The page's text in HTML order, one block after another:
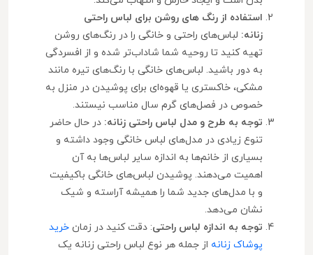
استفاده از رنگ های روشن برای لباس راحتی
زنانه: لباس‌های راحتی و خانگی را در رنگ‌های روشن
تهیه کنید تا روحیه شما شاداب‌تر شده و از افسردگی
به دور باشید. لباس‌های خانگی با رنگ‌های تیره مانند
مشکی، خاکستری یا قهوه‌ای برای پوشیدن در منزل به
خصوص در فصل‌های گرم سال مناسب نیستند.
توجه به طرح و مدل لباس راحتی زنانه: در حال حاضر
تنوع زیادی در مدل‌های لباس خانگی وجود داشته و
بسیاری از خانم‌ها به اندازه سایر لباس‌ها به آن
اهمیت می‌دهند. پوشیدن لباس‌های خانگی باکیفیت
و با مدل‌های جدید شما را همیشه آراسته و شیک
نشان می‌دهد.
توجه به اندازه لباس راحتی: دقت کنید در زمان خرید
پوشاک زنانه از جمله هر نوع لباس راحتی زنانه یک